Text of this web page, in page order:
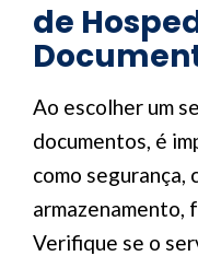
de
Ao escolher um
documentos, é
como segurança,
armazenamento,
Verifique se o